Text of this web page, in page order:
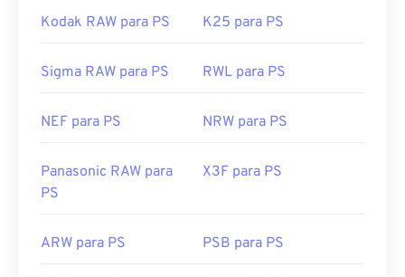
Kodak RAW para PS K25 para PS
Sigma RAW para PS RWL para PS
NEF para PS NRW para PS
Panasonic RAW para
PS
X3F para PS
ARW para PS PSB para PS